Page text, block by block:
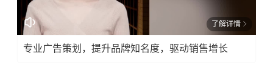
了解详情
专业广告策划，提升品牌知名度，驱动销售增长